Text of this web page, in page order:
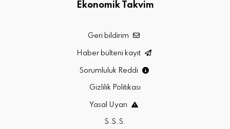
Ekonomik Takvim
Geri bildirim
Haber bülteni kayıt
Sorumluluk Reddi
Gizlilik Politikası
Yasal Uyarı
S.S.S.